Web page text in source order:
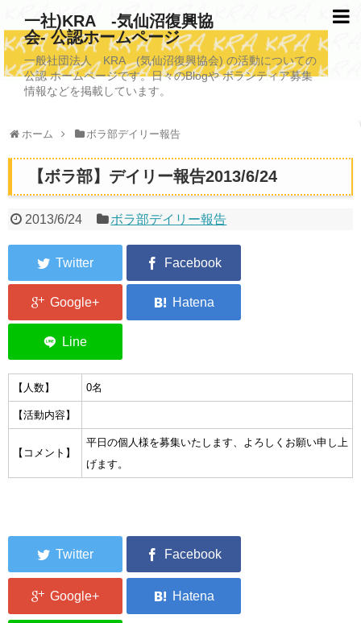
一社)KRA -気仙沼復興協
会- 公認ホームページ
一般社団法人 KRA (気仙沼復興協会) の活動についての
公認 ホームページです。日々のBlogや ボランティア募集
情報などを掲載しています。
ホーム ボラ部デイリー報告
【ボラ部】デイリー報告2013/6/24
2013/6/24 ボラ部デイリー報告
【人数】 0名
【活動内容】
【コメント】
平日の個人様を募集いたします、よろしくお願い申し上
げます。
TOPページ
KRAについて
写真救済事業
福祉事業
埋蔵発掘/資料整備事業
2026年3月11日捜索活動ボランティア募集 NEW
集中捜索活動の記録
ボランティア募集要項
ボランティアさん集合写真館
港町の編みっ娘ぶらぐ
編みっ娘たち紹介